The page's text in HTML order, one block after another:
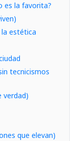
es la favorita?
estética
tecnicismos
verdad)
que elevan)